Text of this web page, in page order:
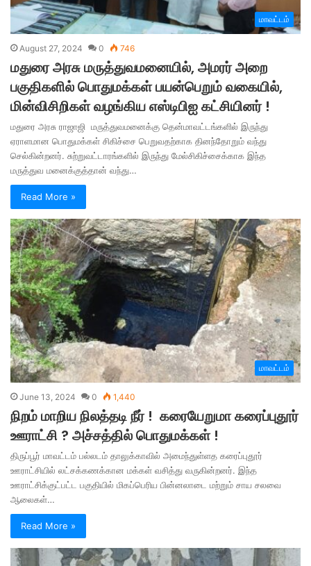
மாவட்டம்
August 27, 2024 0 746
மதுரை அரசு மருத்துவமனையில், அமரர் அறை
பகுதிகளில் பொதுமக்கள் பயன்பெறும் வகையில்,
மின்விசிறிகள் வழங்கிய எஸ்டிபிஐ கட்சியினர் !
மதுரை அரசு ராஜாஜி மருத்துவமனைக்கு தென்மாவட்டங்களில் இருந்து
ஏராளமான பொதுமக்கள் சிகிச்சை பெறுவதற்காக தினந்தோறும் வந்து
செல்கின்றனர். சுற்றுவட்டாரங்களில் இருந்து மேல்சிகிச்சைக்காக இந்த
மருத்துவ மனைக்குத்தான் வந்து…
Read More »
மாவட்டம்
June 13, 2024 0 1,440
நிறம் மாறிய நிலத்தடி நீர் ! கரையேறுமா கரைப்புதூர்
ஊராட்சி ? அச்சத்தில் பொதுமக்கள் !
திருப்பூர் மாவட்டம் பல்லடம் தாலுக்காவில் அமைந்துள்ளத கரைப்புதூர்
ஊராட்சியில் லட்சக்கணக்கான மக்கள் வசித்து வருகின்றனர். இந்த
ஊராட்சிக்குட்பட்ட பகுதியில் மிகப்பெரிய பின்னலாடை மற்றும் சாய சலவை
ஆலைகள்…
Read More »